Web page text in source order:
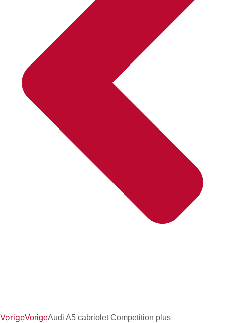
VorigeVorigeAudi A5 cabriolet Competition plus